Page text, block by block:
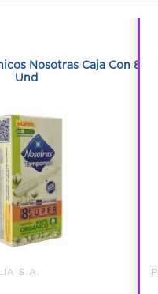
Nosotras Caja Con 8
Und
S.A.